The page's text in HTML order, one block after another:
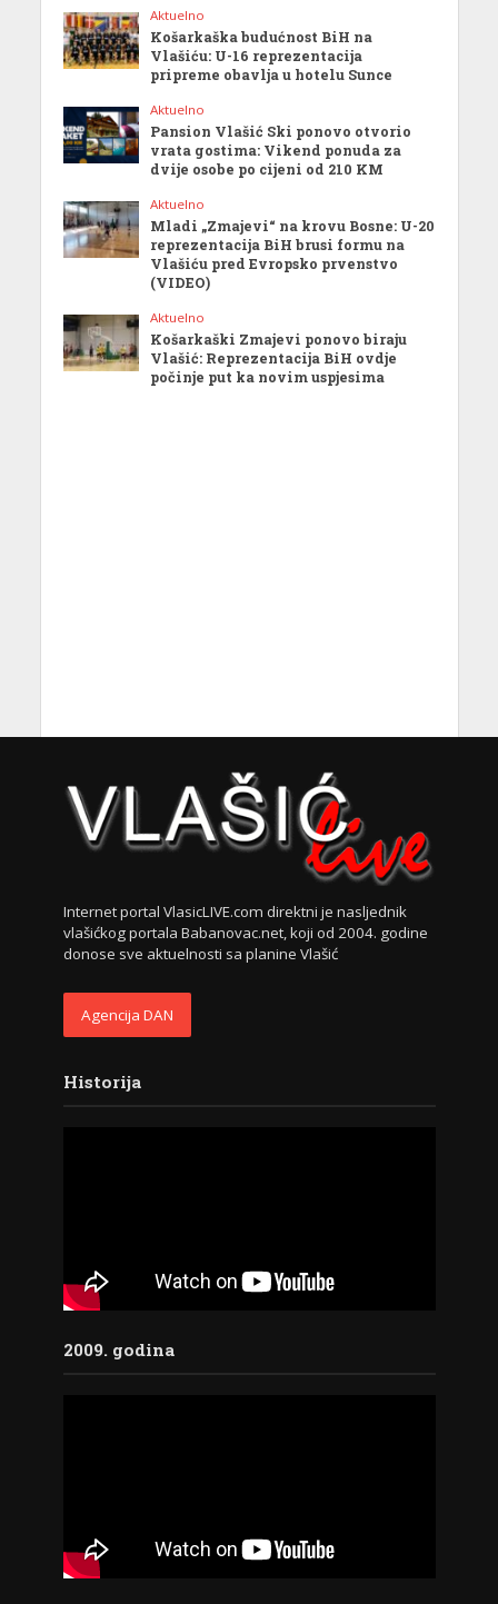
Aktuelno
Košarkaška budućnost BiH na
Vlašiću: U-16 reprezentacija
pripreme obavlja u hotelu Sunce
Aktuelno
Pansion Vlašić Ski ponovo otvorio
vrata gostima: Vikend ponuda za
dvije osobe po cijeni od 210 KM
Aktuelno
Mladi „Zmajevi“ na krovu Bosne: U-20
reprezentacija BiH brusi formu na
Vlašiću pred Evropsko prvenstvo
(VIDEO)
Aktuelno
Košarkaški Zmajevi ponovo biraju
Vlašić: Reprezentacija BiH ovdje
počinje put ka novim uspjesima
Internet portal VlasicLIVE.com direktni je nasljednik
vlašićkog portala Babanovac.net, koji od 2004. godine
donose sve aktuelnosti sa planine Vlašić
Agencija DAN
Historija
2009. godina